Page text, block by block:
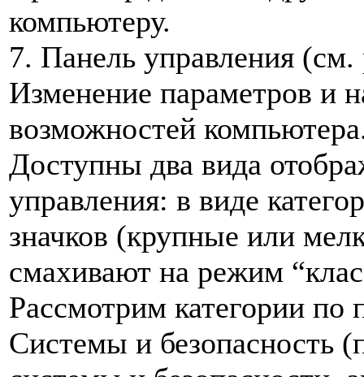
компьютеру.
7. Панель управления (см.
Изменение параметров и
возможностей
Доступны два вида
управления: в виде
значков (крупные или
смахивают на режим
Рассмотрим категории по
Системы и безопасность